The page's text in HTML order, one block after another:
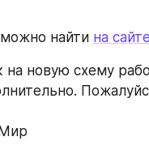
найти на сайте
на новую схему